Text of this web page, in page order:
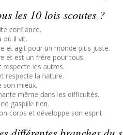
les 10 lois scoutes ?
confiance.
où il vit.
et agit pour un monde plus juste.
et est un frère pour tous.
respecte les autres.
respecte la nature.
son mieux.
même dans les difficultés.
gaspille rien.
corps et développe son esprit.